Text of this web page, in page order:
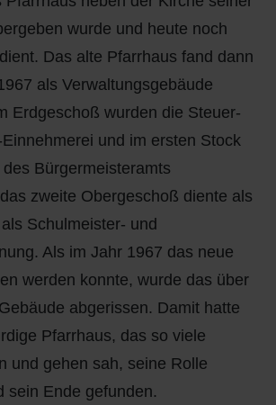
wurde und heute noch
Das alte Pfarrhaus fand dann
als Verwaltungsgebäude
Erdgeschoß wurden die Steuer-
und im ersten Stock
Bürgermeisteramts
zweite Obergeschoß diente als
Schulmeister- und
Als im Jahr 1967 das neue
werden konnte, wurde das über
abgerissen. Damit hatte
Pfarrhaus, das so viele
und gehen sah, seine Rolle
sein Ende gefunden.